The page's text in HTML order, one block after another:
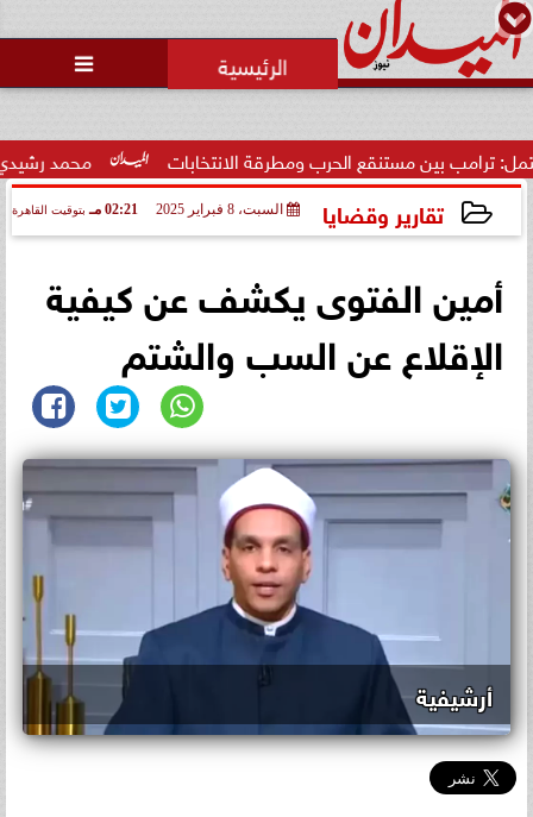

محمد رشيدي: لقاء الرئيس ومطرقة الانتخابات
تقارير وقضايا السبت، 8 فبراير 2025 02:21 مـ بتوقيت القاهرة
أمين الفتوى يكشف عن كيفية
الإقلاع عن السب والشتم
أرشيفية
محاولات لإخفاء المقاعد عن أعضاء
الجمعية العمومية خلال الإفطار